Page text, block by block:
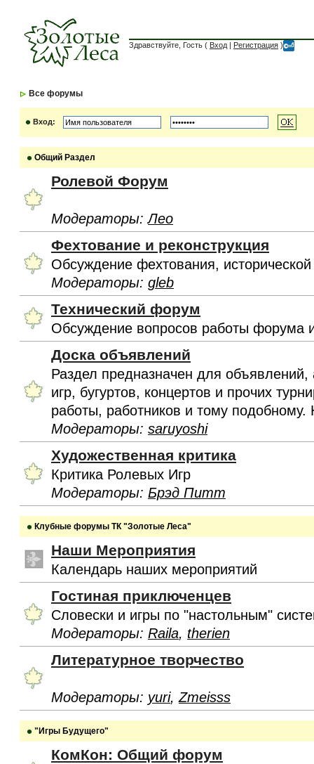
Здравствуйте, Гость ( Вход | Регистрация )
Все форумы
Вход:
Общий Раздел
Ролевой Форум
Модераторы:Лео
Фехтование и реконструкция
Обсуждение фехтования,
Модераторы: gleb
Технический форум
Обсуждение вопросов работы форума
Доска объявлений
Раздел предназначен для
игр, бугуртов, концертов и прочих
работы, работников и тому подобному.
Модераторы: saruyoshi
Художественная критика
Критика Ролевых Игр
Модераторы: Брэд Питт
Клубные форумы ТК "Золотые Леса"
Наши Мероприятия
Календарь наших мероприятий
Гостиная приключенцев
Словески и игры по "настольным"
Модераторы: Raila, therien
Литературное творчество
Модераторы: yuri, Zmeisss
"Игры Будущего"
КомКон: Общий форум